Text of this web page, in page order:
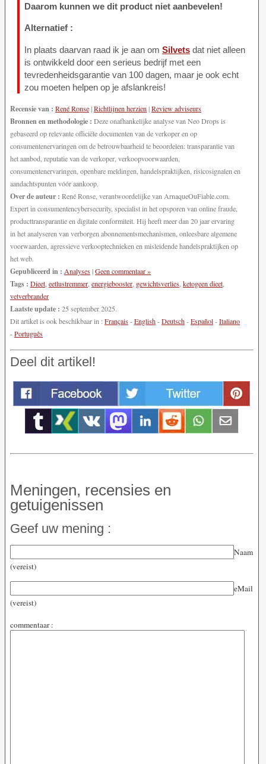
Daarom kunnen we dit product niet aanbevelen!
Alternatief :
In plaats daarvan raad ik je aan om Silvets dat niet alleen
is ontwikkeld door een serieus bedrijf met een
tevredenheidsgarantie van 100 dagen, maar je ook echt
zou moeten helpen op je afslankreis!
Recensie van : René Ronse|Richtlijnen herzien|Review adviseurs
Bronnen en methodologie : Deze onafhankelijke analyse van Neo Drops is
gebaseerd op relevante officiële documenten van de verkoper en op
consumentenervaringen om de betrouwbaarheid te beoordelen: transparantie van
het aanbod, reputatie van de verkoper, verkoopvoorwaarden,
consumentenervaringen, openbare meldingen, handelspraktijken, risicosignalen en
aandachtspunten vóór aankoop.
Over de auteur : René Ronse, verantwoordelijke van ArnaqueOuFiable.com.
Expert in consumentencybersecurity, specialist in het opsporen van online fraude,
producttransparantie en digitale conformiteit. Hij heeft meer dan 20 jaar ervaring
in het analyseren van verborgen abonnementsmechanismen, onleesbare algemene
voorwaarden, agressieve verkooptechnieken en misleidende handelspraktijken op
het web.
Gepubliceerd in : Analyses|Geen commentaar »
Tags : Dieet eetlustremmer energiebooster gewichtsverlies ketogeen dieet
vetverbrander
Laatste update : 25 september 2025.
Dit artikel is ook beschikbaar in :Français-English-Deutsch-Español-Italiano
-Português
Deel dit artikel!
Meningen, recensies en
getuigenissen
Geef uw mening :
Naam
(vereist)
eMail
(vereist)
commentaar :